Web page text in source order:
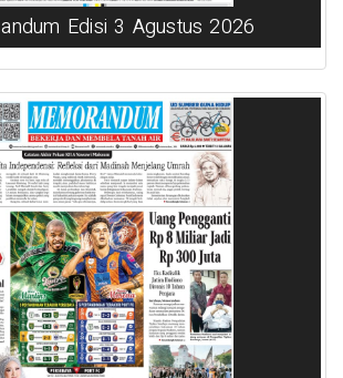
Edisi 3 Agustus 2026